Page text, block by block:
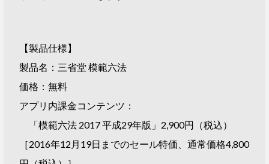
【製品仕様】
製品名：三省堂 模範六法
価格：無料
アプリ内課金コンテンツ：
「模範六法 2017 平成29年版」2,900円（税込）
［2016年12月19日までのセール特価、通常価格4,800